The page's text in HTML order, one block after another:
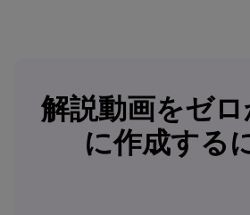
解説動画をゼ
に作成する